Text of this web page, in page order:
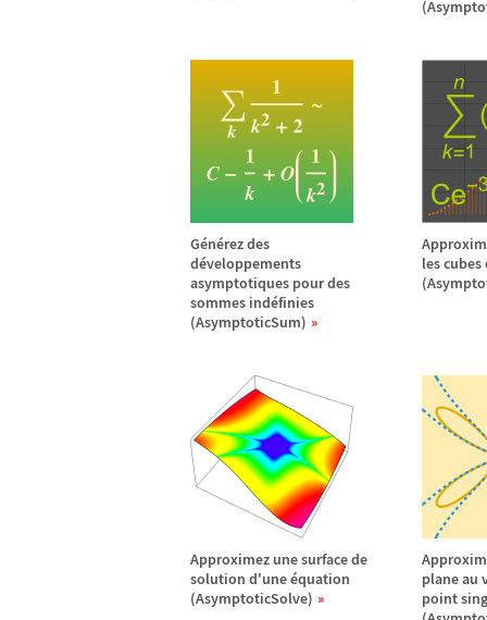
Générez des
développements
asymptotiques pour des
sommes indéfinies
(AsymptoticSum)
les
Approximez une surface de
solution d'uneéquation
(AsymptoticSolve)
plane au
point